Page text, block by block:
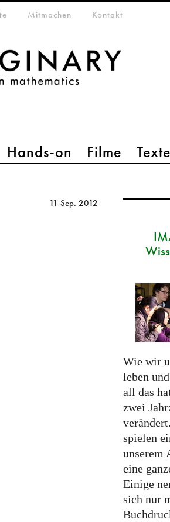
Hands-on Filme Texte
Mitmachen Kontakt
11 Sep. 2012
Wie wir
leben
all das
zwei
spielen
unserem
eine
Einige
sich nur